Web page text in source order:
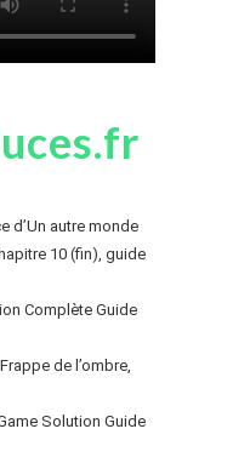
d’Un autre monde
10 (fin), guide
Complète Guide
de l’ombre,
Solution Guide